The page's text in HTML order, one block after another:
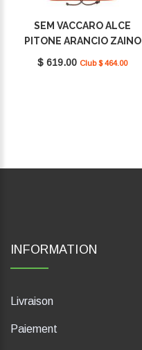
SEM VACCARO ALCE
PITONE ARANCIO ZAINO
$ 619.00 Club $ 464.00
INFORMATION
Livraison
Paiement